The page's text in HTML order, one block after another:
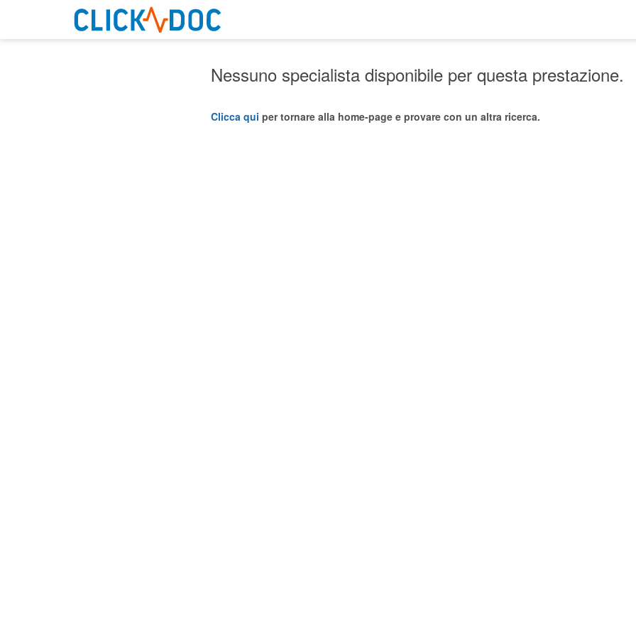
Nessuno specialista disponibile per questa prestazione.
Clicca qui per tornare alla home-page e provare con un altra ricerca.